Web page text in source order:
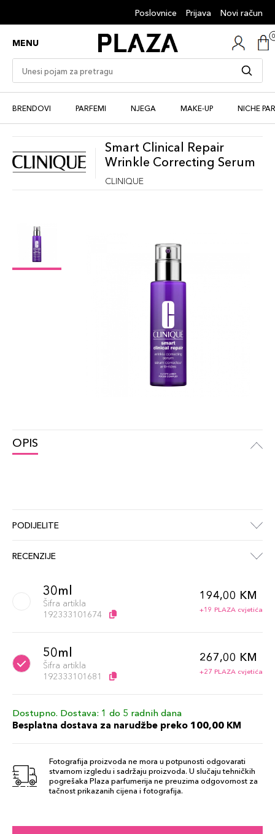
Poslovnice Prijava Novi račun
MENU
BRENDOVI PARFEMI NJEGA MAKE-UP NICHE
Smart Clinical Repair
Wrinkle Correcting Serum
CLINIQUE
OPIS
PODIJELITE
RECENZIJE
30ml
Šifra artikla
192333101674
194,00 KM
+19 PLAZA cvjetića
50ml
Šifra artikla
192333101681
267,00 KM
+27 PLAZA cvjetića
Dostupno. Dostava: 1 do 5 radnih dana
Besplatna dostava za narudžbe preko 100,00 KM
Fotografija proizvoda ne mora u potpunosti odgovarati
stvarnom izgledu i sadržaju proizvoda. U slučaju tehničkih
pogrešaka Plaza parfumerija ne preuzima odgovornost za
tačnost prikazanih cijena i fotografija.